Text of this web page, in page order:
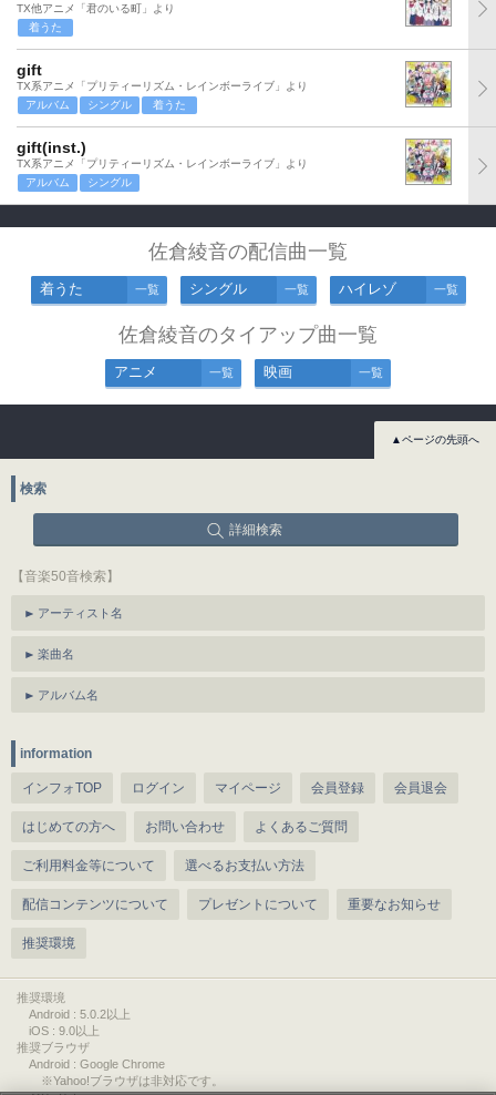
TX他アニメ「君のいる町」より
着うた
gift
TX系アニメ「プリティーリズム・レインボーライブ」より
アルバム
シングル 着うた
gift(inst.)
TX系アニメ「プリティーリズム・レインボーライブ」より
アルバム
シングル
佐倉綾音の配信曲一覧
着うた 一覧 シングル 一覧 ハイレゾ 一覧
佐倉綾音のタイアップ曲一覧
アニメ 一覧 映画 一覧
▲ページの先頭へ
検索
詳細検索
【音楽50音検索】
アーティスト名
楽曲名
アルバム名
information
インフォTOP ログイン マイページ 会員登録 会員退会
はじめての方へ お問い合わせ よくあるご質問
ご利用料金等について 選べるお支払い方法
配信コンテンツについて プレゼントについて 重要なお知らせ
推奨環境
推奨環境
Android : 5.0.2以上
iOS : 9.0以上
推奨ブラウザ
Android : Google Chrome
※Yahoo!ブラウザは非対応です。